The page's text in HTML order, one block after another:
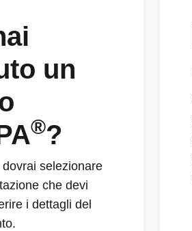
un
®?
selezionare
che devi
i dettagli del